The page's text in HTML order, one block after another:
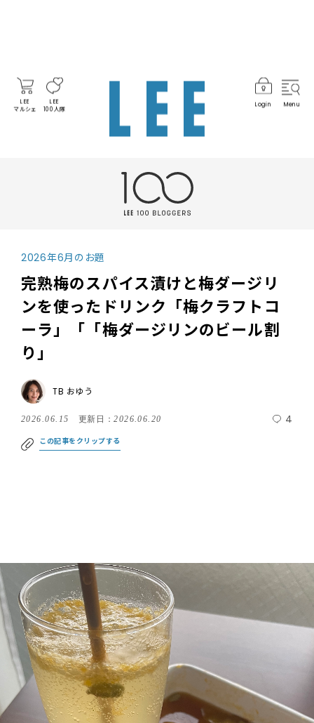
LEE
マルシェ
LEE
100人隊
Login Menu
2026年6月のお題
完熟梅のスパイス漬けと梅ダージリ
ンを使ったドリンク「梅クラフトコ
ーラ」「「梅ダージリンのビール割
り」
TB おゆう
2026.06.15 更新日：2026.06.20 4
この記事をクリップする